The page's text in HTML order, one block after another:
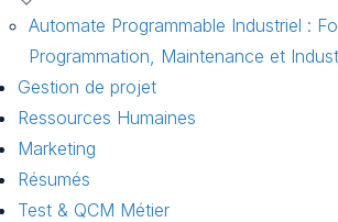
Automate Programmable Industriel :
Programmation, Maintenance et
Gestion de projet
Ressources Humaines
Marketing
Résumés
Test & QCM Métier